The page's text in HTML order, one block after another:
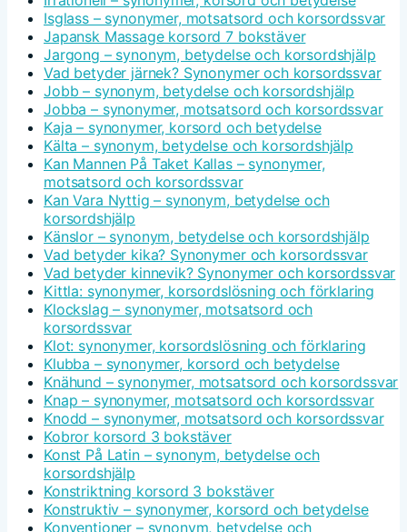
Isglass – synonymer, motsatsord och korsordssvar
Japansk Massage korsord 7 bokstäver
Jargong – synonym, betydelse och korsordshjälp
Vad betyder järnek? Synonymer och korsordssvar
Jobb – synonym, betydelse och korsordshjälp
Jobba – synonymer, motsatsord och korsordssvar
Kaja – synonymer, korsord och betydelse
Kälta – synonym, betydelse och korsordshjälp
Kan Mannen På Taket Kallas – synonymer,
motsatsord och korsordssvar
Kan Vara Nyttig – synonym, betydelse och
korsordshjälp
Känslor – synonym, betydelse och korsordshjälp
Vad betyder kika? Synonymer och korsordssvar
Vad betyder kinnevik? Synonymer och korsordssvar
Kittla: synonymer, korsordslösning och förklaring
Klockslag – synonymer, motsatsord och
korsordssvar
Klot: synonymer, korsordslösning och förklaring
Klubba – synonymer, korsord och betydelse
Knähund – synonymer, motsatsord och korsordssvar
Knap – synonymer, motsatsord och korsordssvar
Knodd – synonymer, motsatsord och korsordssvar
Kobror korsord 3 bokstäver
Konst På Latin – synonym, betydelse och
korsordshjälp
Konstriktning korsord 3 bokstäver
Konstruktiv – synonymer, korsord och betydelse
Konventioner – synonym, betydelse och